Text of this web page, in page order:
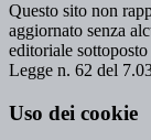
Questo sito non
aggiornato senza
editoriale
Legge n. 62 del
Uso dei cookie